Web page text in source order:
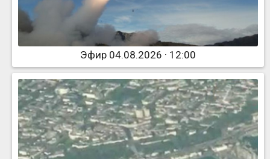
Эфир 04.08.2026 · 12:00